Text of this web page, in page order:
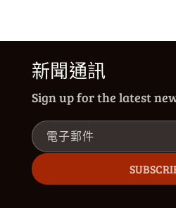
新聞通訊
Sign up for the latest
電子郵件